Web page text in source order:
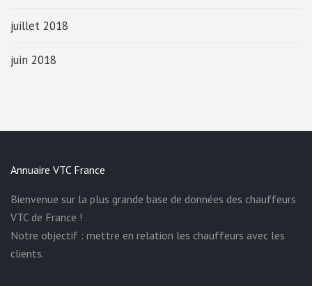
juillet 2018
juin 2018
Annuaire VTC France
Bienvenue sur la plus grande base de données des chauffeurs
VTC de France !
Notre objectif : mettre en relation les chauffeurs avec les
clients.